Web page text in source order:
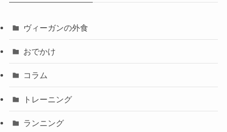
ヴィーガンの外食
おでかけ
コラム
トレーニング
ランニング